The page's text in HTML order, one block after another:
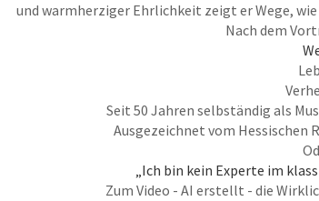
und warmherziger Ehrlichkeit zeigt er Wege,
Nach dem
Seit 50 Jahren selbständig als
Ausgezeichnet vom Hessischen
„Ich bin kein Experte im
Zum Video - AI erstellt - die